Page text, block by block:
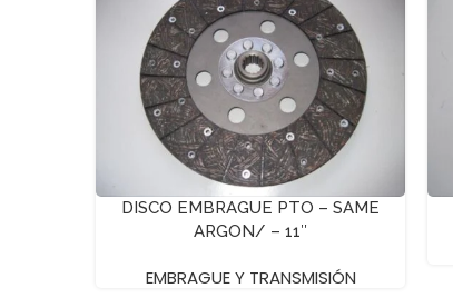
DISCO EMBRAGUE PTO – SAME
ARGON/ – 11″
EMBRAGUE Y TRANSMISIÓN